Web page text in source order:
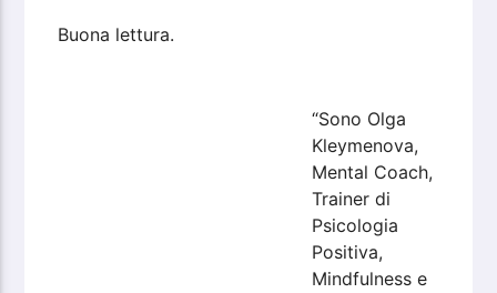
Buona lettura.
“Sono Olga
Kleymenova,
Mental Coach,
Trainer di
Psicologia
Positiva,
Mindfulness e